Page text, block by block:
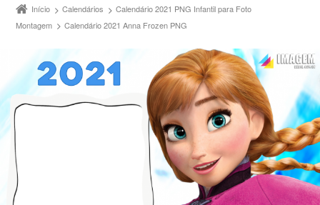
Início Calendários
Calendário 2021 PNG Infantil para Foto
Montagem
Calendário 2021 Anna Frozen PNG